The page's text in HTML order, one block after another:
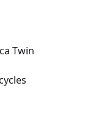
Twin